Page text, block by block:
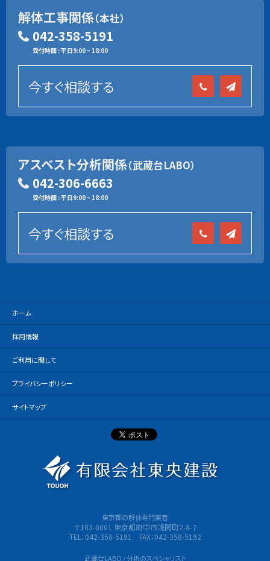
解体工事関係（本社）
042-358-5191
受付時間 : 平日9:00 ~ 18:00
今すぐ相談する
アスベスト分析関係（武蔵台LABO）
042-306-6663
受付時間 : 平日9:00 ~ 18:00
今すぐ相談する
ホーム
採用情報
ご利用に関して
プライバシーポリシー
サイトマップ
東京都の解体専門業者
〒183-0001 東京都府中市浅間町2-8-7
TEL：042-358-5191 FAX：042-358-5192
武蔵台LABO / 分析のスペシャリスト